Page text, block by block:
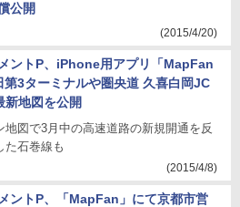
公開
(2015/4/20)
ントP、iPhone用アプリ「MapFan
第3ターミナルや圏央道 久喜白岡JC
新地図を公開
地図で3月中の高速道路の新規開通を反
た石巻線も
(2015/4/8)
ントP、「MapFan」にて京都市営